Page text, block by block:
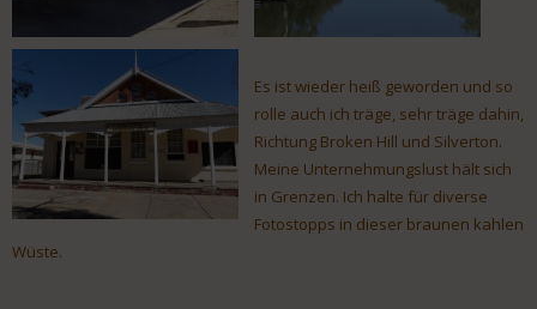
Es ist wieder heiß geworden und so
rolle auch ich träge, sehr träge dahin,
Richtung Broken Hill und Silverton.
Meine Unternehmungslust hält sich
in Grenzen. Ich halte für diverse
Fotostopps in dieser braunen kahlen
Wüste.